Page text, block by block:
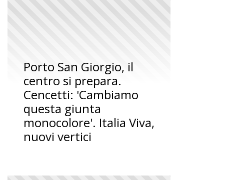
Porto San Giorgio, il
centro si prepara.
Cencetti: 'Cambiamo
questa giunta
monocolore'. Italia Viva,
nuovi vertici